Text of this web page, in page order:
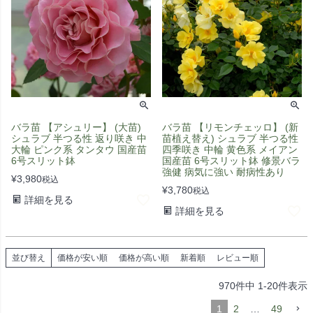
バラ苗 【アシュリー】 (大苗)
シュラブ 半つる性 返り咲き 中
大輪 ピンク系 タンタウ 国産苗
6号スリット鉢
¥3,980税込
詳細を見る
バラ苗 【リモンチェッロ】 (新
苗植え替え) シュラブ 半つる性
四季咲き 中輪 黄色系 メイアン
国産苗 6号スリット鉢 修景バラ
強健 病気に強い 耐病性あり
¥3,780税込
詳細を見る
並び替え 価格が安い順 価格が高い順 新着順 レビュー順
970件中 1-20件表示
1 2 49